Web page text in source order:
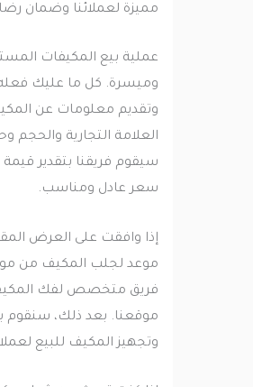
مميزة لعملائنا وضمان رضاهم
عملية بيع المكيفات
وميسرة. كل ما عليك فعله هو
وتقديم معلومات عن المكيف
العلامة التجارية والحجم
سيقوم فريقنا بتقدير قيمة
سعر عادل ومناسب.
إذا وافقت على العرض المقدم،
موعد لجلب المكيف من
فريق متخصص لفك المكيف
موقعنا. بعد ذلك، سنقوم بإجراء
وتجهيز المكيف للبيع لعملائنا